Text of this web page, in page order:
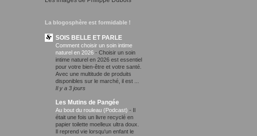
La blogosphère est formidable !
SOIS BELLE ET PARLE
Comment choisir un soin intime
naturel en 2026 - Choisir un soin
intime naturel en 2026 est essentiel
pour votre bien-être et votre santé.
Avec une multitude de produits
disponibles sur le marché, il est ...
Il y a 3 jours
Les Mutins de Pangée
Au bout du rouleau (Podcast) - Il
était une fois un livre recyclé en
papier toilette moelleux ultra doux.
Il reprend vie lorsqu'un enfant le